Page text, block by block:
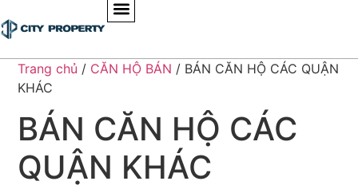
Trang chủ / CĂN HỘ BÁN / BÁN CĂN HỘ CÁC QUẬN
KHÁC
BÁN CĂN HỘ CÁC
QUẬN KHÁC